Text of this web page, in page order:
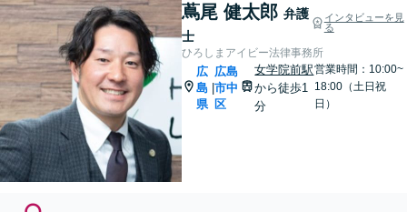
蔦尾 健太郎 弁護
士
インタビューを見
る
ひろしまアイビー法律事務所
広
島
県
|
広島
市中
区
女学院前駅
から徒歩1
分
営業時間：10:00~
18:00（土日祝
日）